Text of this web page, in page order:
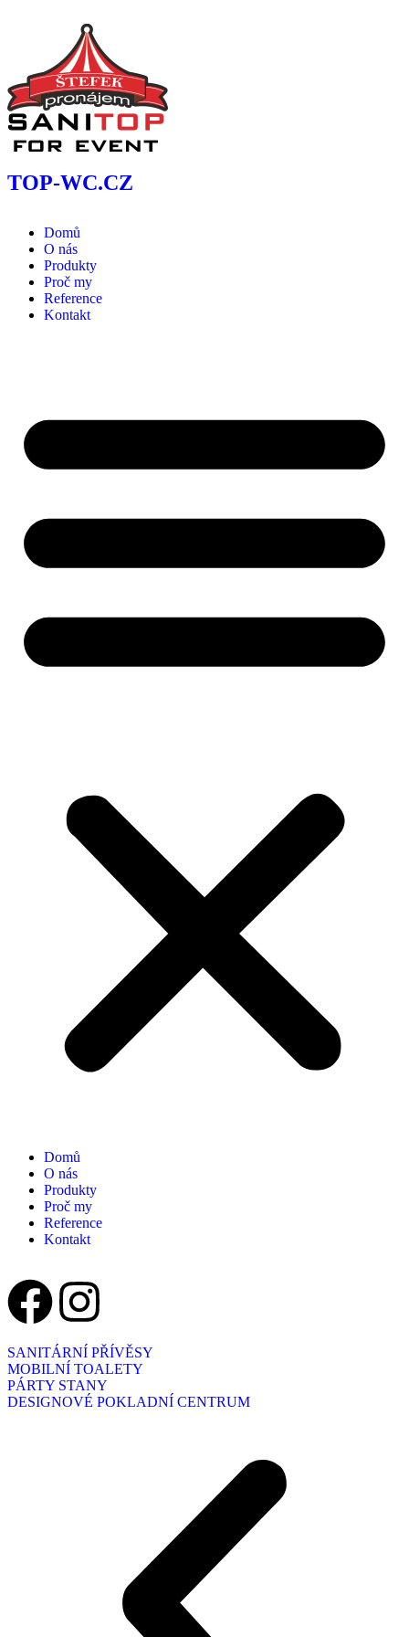
TOP-WC.CZ
Domů
O nás
Produkty
Proč my
Reference
Kontakt
Domů
O nás
Produkty
Proč my
Reference
Kontakt
SANITÁRNÍ PŘÍVĚSY
MOBILNÍ TOALETY
PÁRTY STANY
DESIGNOVÉ POKLADNÍ CENTRUM